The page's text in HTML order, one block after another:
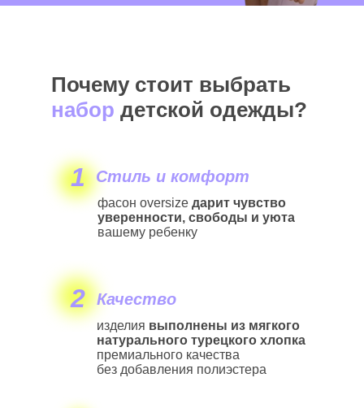
Почему стоит выбрать
набор детской одежды?
фасон oversize дарит чувство
уверенности, свободы и уюта
вашему ребенку
изделия выполнены из мягкого
натурального турецкого хлопка
премиального качества
без добавления полиэстера
2
Стиль и комфорт
Качество
1